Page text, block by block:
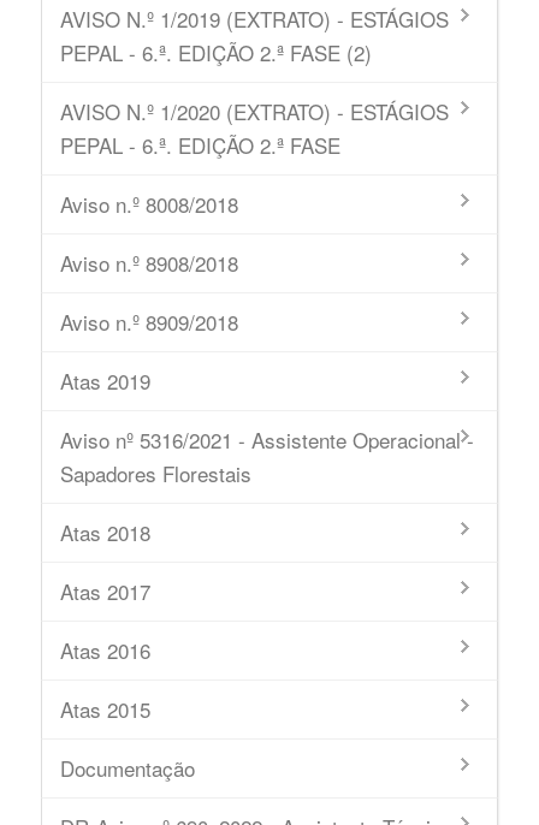
AVISO N.º 1/2019 (EXTRATO) - ESTÁGIOS
PEPAL - 6.ª. EDIÇÃO 2.ª FASE (2)
AVISO N.º 1/2020 (EXTRATO) - ESTÁGIOS
PEPAL - 6.ª. EDIÇÃO 2.ª FASE
Aviso n.º 8008/2018
Aviso n.º 8908/2018
Aviso n.º 8909/2018
Atas 2019
Aviso nº 5316/2021 - Assistente Operacional -
Sapadores Florestais
Atas 2018
Atas 2017
Atas 2016
Atas 2015
Documentação